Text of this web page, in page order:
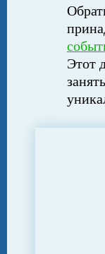
Этот